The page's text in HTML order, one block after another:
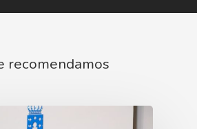
recomendamos